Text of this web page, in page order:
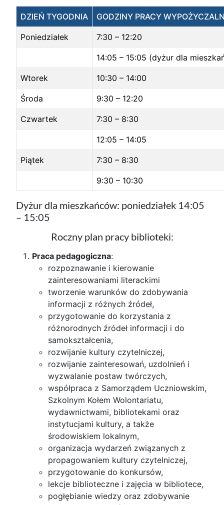
DZIEŃ TYGODNIA GODZINY PRACY
Poniedziałek 7:30 – 12:20
14:05 – 15:05 (dyżur dla
Wtorek 10:30 – 14:00
Środa 9:30 – 12:20
Czwartek 7:30 – 8:30
12:05 – 14:05
Piątek 7:30 – 8:30
9:30 – 10:30
Dyżur dla mieszkańców: poniedziałek 14:05
– 15:05
Roczny plan pracy biblioteki:
Praca pedagogiczna:
rozpoznawanie i kierowanie
zainteresowaniami literackimi
tworzenie warunków do zdobywania
informacji z różnych źródeł,
przygotowanie do korzystania z
różnorodnych źródeł informacji i do
samokształcenia,
rozwijanie kultury czytelniczej,
rozwijanie zainteresowań, uzdolnień i
wyzwalanie postaw twórczych,
współpraca z Samorządem Uczniowskim,
Szkolnym Kołem Wolontariatu,
wydawnictwami, bibliotekami oraz
instytucjami kultury, a także
środowiskiem lokalnym,
organizacja wydarzeń związanych z
propagowaniem kultury czytelniczej,
przygotowanie do konkursów,
lekcje biblioteczne i zajęcia w bibliotece,
pogłębianie wiedzy oraz zdobywanie